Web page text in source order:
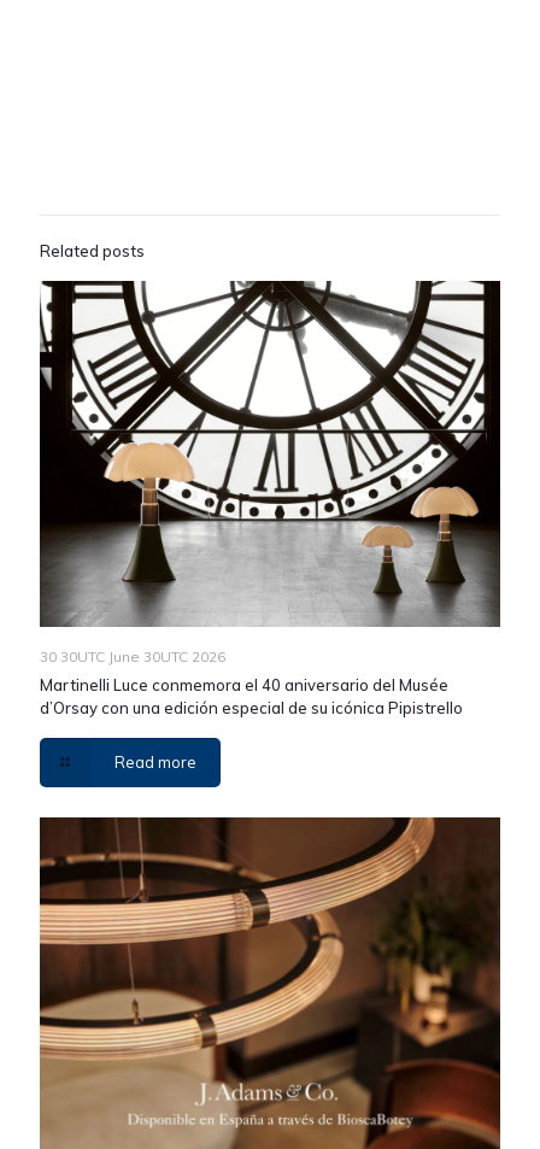
Related posts
30 30UTC June 30UTC 2026
Martinelli Luce conmemora el 40 aniversario del Musée
d’Orsay con una edición especial de su icónica Pipistrello
Read more